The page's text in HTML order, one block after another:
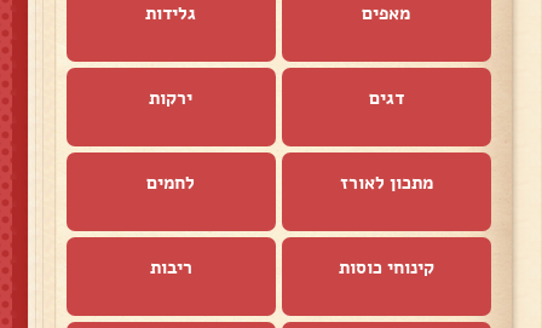
מאפים גלידות
דגים ירקות
מתכון לאורז לחמים
קינוחי כוסות ריבות